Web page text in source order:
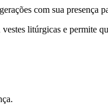
com sua presença
litúrgicas e permite